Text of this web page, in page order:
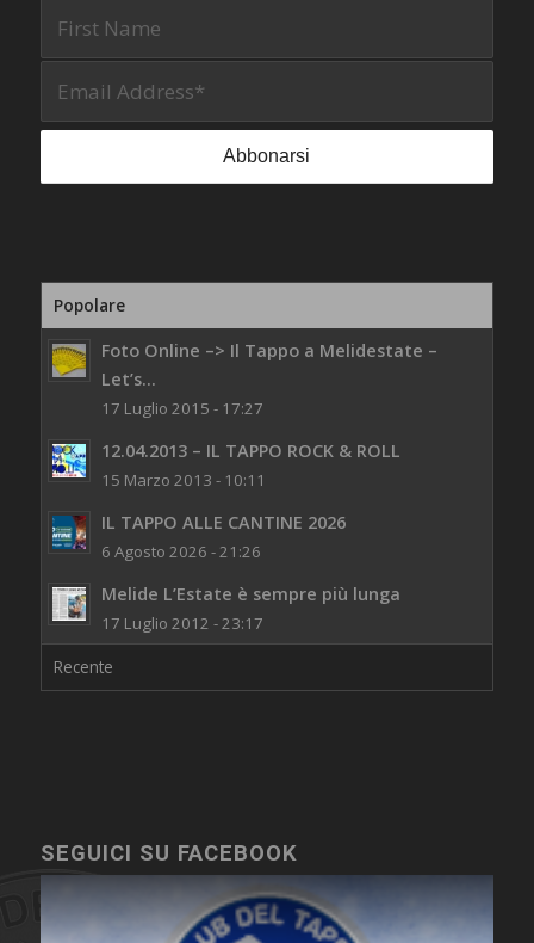
Popolare
Foto Online –> Il Tappo a Melidestate –
Let’s...
17 Luglio 2015 - 17:27
12.04.2013 – IL TAPPO ROCK & ROLL
15 Marzo 2013 - 10:11
IL TAPPO ALLE CANTINE 2026
6 Agosto 2026 - 21:26
Melide L’Estate è sempre più lunga
17 Luglio 2012 - 23:17
Recente
SEGUICI SU FACEBOOK